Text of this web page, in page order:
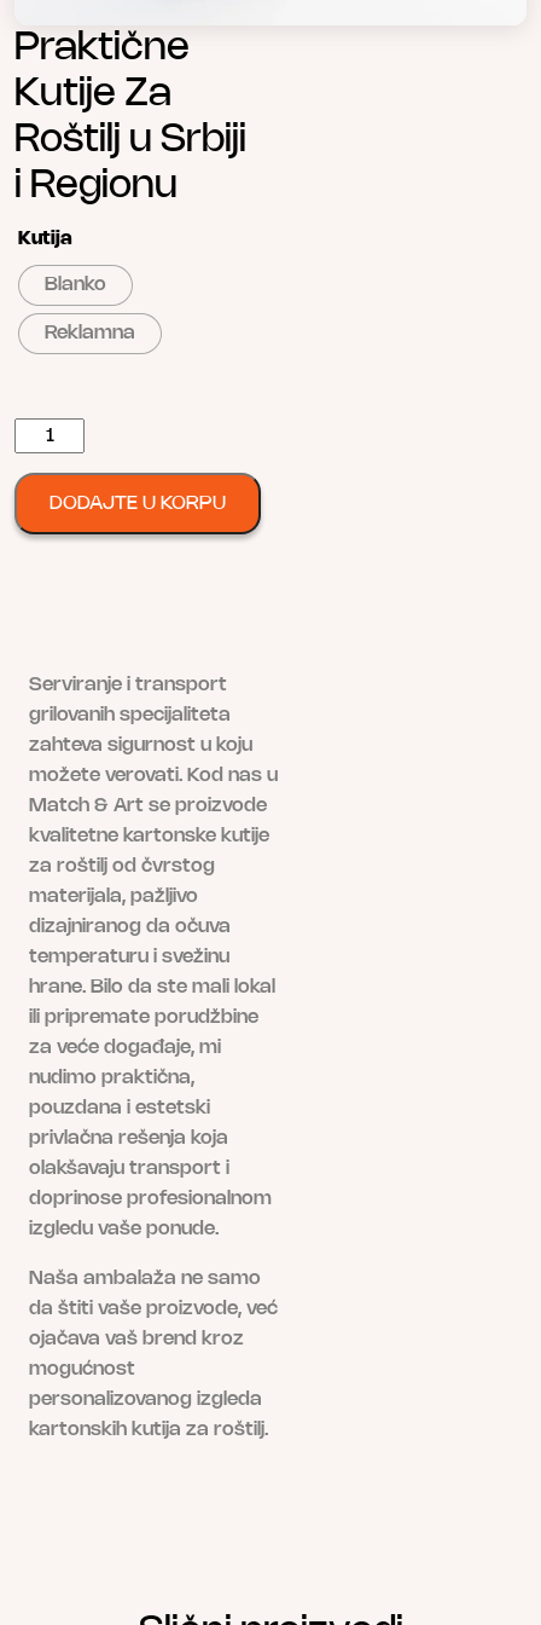
Praktične
Kutije Za
Roštilj u Srbiji
i Regionu
Kutija
Blanko
Reklamna
Kutija
za
Roštilj
0,50kg
(24x13x55cm)
DODAJTE U KORPU
Serviranje i transport
grilovanih specijaliteta
zahteva sigurnost u koju
možete verovati. Kod nas u
Match & Art se proizvode
kvalitetne kartonske kutije
za roštilj od čvrstog
materijala, pažljivo
dizajniranog da očuva
temperaturu i svežinu
hrane. Bilo da ste mali lokal
ili pripremate porudžbine
za veće događaje, mi
nudimo praktična,
pouzdana i estetski
privlačna rešenja koja
olakšavaju transport i
doprinose profesionalnom
izgledu vaše ponude.
Naša ambalaža ne samo
da štiti vaše proizvode, već
ojačava vaš brend kroz
mogućnost
personalizovanog izgleda
kartonskih kutija za roštilj.